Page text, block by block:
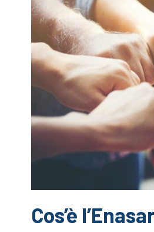
Cos’è